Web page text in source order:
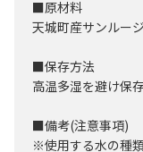
■原材料
天城町産サンルー
■保存方法
高温多湿を避け保
■備考(注意事項)
※使用する水の種